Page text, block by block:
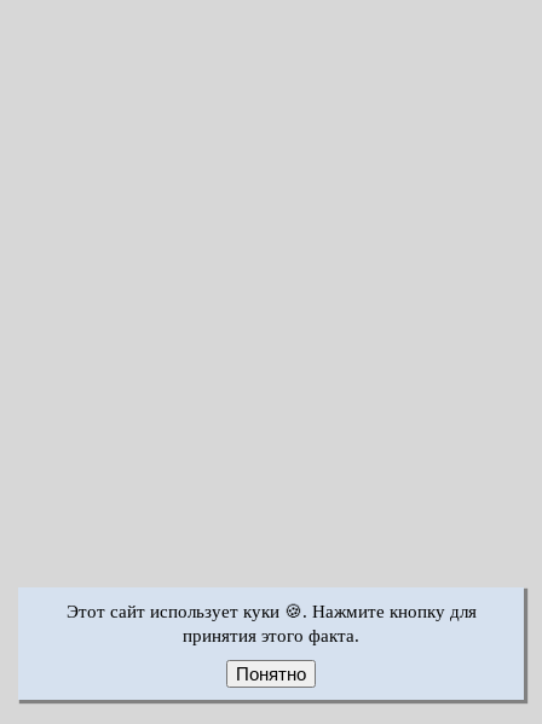
Этот сайт использует куки 🍪. Нажмите кнопку для
принятия этого факта.
Понятно